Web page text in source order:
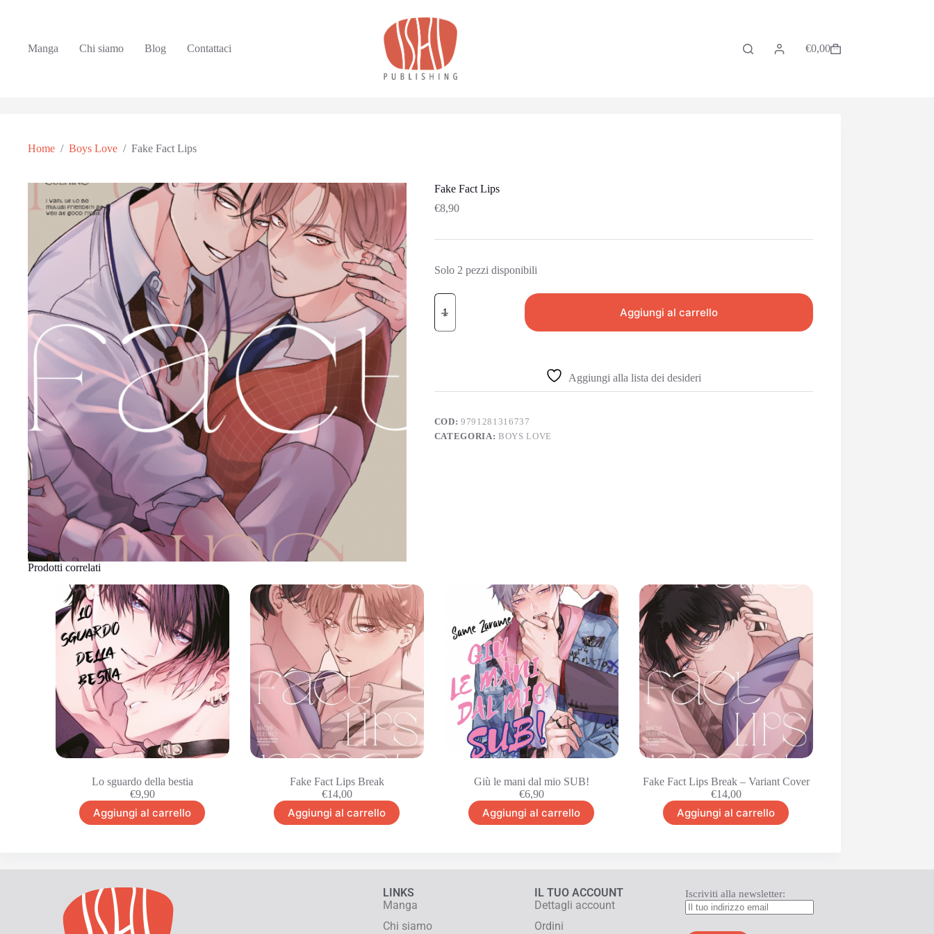
Manga Chi siamo Blog Contattaci €0,00
Home / Boys Love / Fake Fact Lips
Fake Fact Lips
€8,90
Solo 2 pezzi disponibili
Aggiungi al carrello
Aggiungi alla lista dei desideri
COD:9791281316737
CATEGORIA: BOYS LOVE
Prodotti correlati
Lo sguardo della bestia
€9,90
Aggiungi al carrello
Fake Fact Lips Break
€14,00
Aggiungi al carrello
Giù le mani dal mio SUB!
€6,90
Aggiungi al carrello
Fake Fact Lips Break – Variant Cover
€14,00
Aggiungi al carrello
LINKS
Manga
Chi siamo
IL TUO ACCOUNT
Dettagli account
Ordini
Iscriviti alla newsletter: